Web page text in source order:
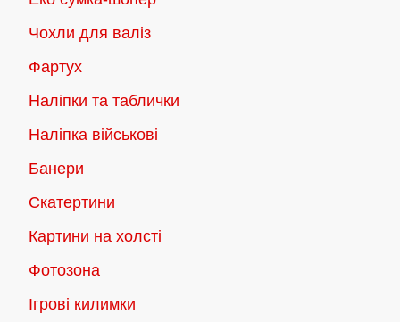
Чохли для валіз
Фартух
Наліпки та таблички
Наліпка військові
Банери
Скатертини
Картини на холсті
Фотозона
Ігрові килимки